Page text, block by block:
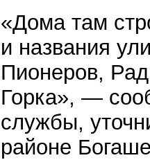
«Дома там
и названия
Пионеров,
Горка», —
службы,
районе